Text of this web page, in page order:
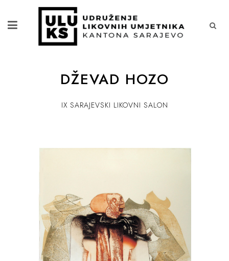
DŽEVAD HOZO
IX SARAJEVSKI LIKOVNI SALON